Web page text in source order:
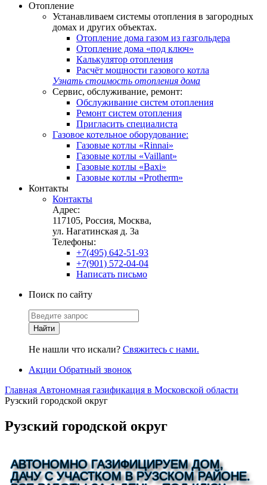
Отопление
Устанавливаем системы отопления в загородных
домах и других объектах.
Отопление дома газом из газгольдера
Отопление дома «под ключ»
Калькулятор отопления
Расчёт мощности газового котла
Узнать стоимость отопления дома
Сервис, обслуживание, ремонт:
Обслуживание систем отопления
Ремонт систем отопления
Пригласить специалиста
Газовое котельное оборудование:
Газовые котлы «Rinnai»
Газовые котлы «Vaillant»
Газовые котлы «Baxi»
Газовые котлы «Protherm»
Контакты
Контакты
Адрес:
117105, Россия, Москва,
ул. Нагатинская д. 3а
Телефоны:
+7(495) 642-51-93
+7(901) 572-04-04
Написать письмо
Поиск по сайту
Не нашли что искали? Свяжитесь с нами.
Акции Обратный звонок
Главная Автономная газификация в Московской области
Рузский городской округ
Рузский городской округ
АВТОНОМНО ГАЗИФИЦИРУЕМ ДОМ,
ДАЧУ С УЧАСТКОМ В РУЗСКОМ РАЙОНЕ.